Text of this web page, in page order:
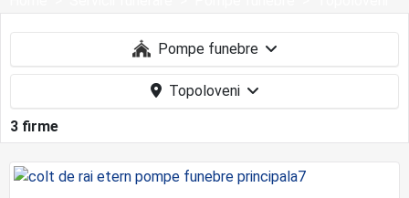
3 firme